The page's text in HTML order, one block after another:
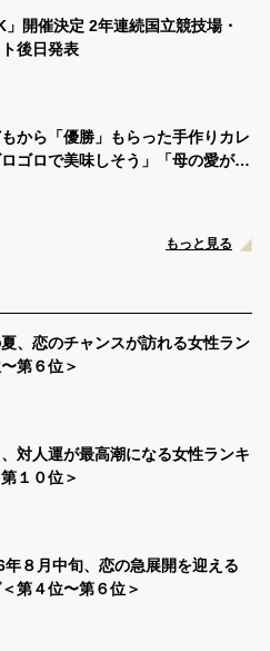
」開催決定 2年連続国立競技場・
後日発表
から「優勝」もらった手作りカレ
ゴロで美味しそう」「母の愛が隠
もっと見る
夏、恋のチャンスが訪れる女性ラン
第６位＞
、対人運が最高潮になる女性ランキ
１０位＞
年８月中旬、恋の急展開を迎える
第４位〜第６位＞